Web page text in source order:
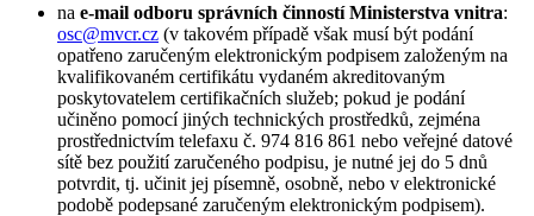
na e-mail odboru správních činností Ministerstva vnitra:
osc@mvcr.cz (v takovém případě však musí být podání
opatřeno zaručeným elektronickým podpisem založeným na
kvalifikovaném certifikátu vydaném akreditovaným
poskytovatelem certifikačních služeb; pokud je podání
učiněno pomocí jiných technických prostředků, zejména
prostřednictvím telefaxu č. 974 816 861 nebo veřejné datové
sítě bez použití zaručeného podpisu, je nutné jej do 5 dnů
potvrdit, tj. učinit jej písemně, osobně, nebo v elektronické
podobě podepsané zaručeným elektronickým podpisem).